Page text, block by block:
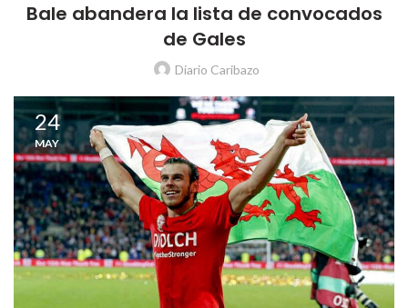
Bale abandera la lista de convocados
de Gales
Diario Caribazo
24
MAY